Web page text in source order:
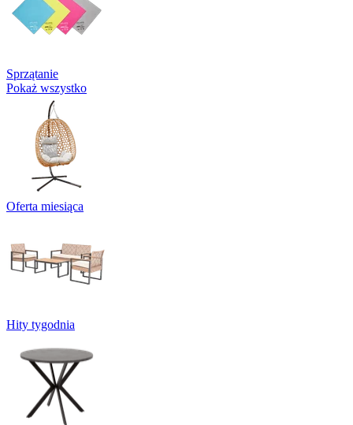
Sprzątanie
Pokaż wszystko
Oferta miesiąca
Hity tygodnia